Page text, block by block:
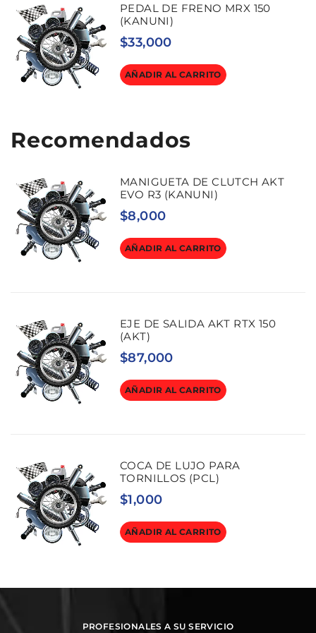
PEDAL DE FRENO MRX 150
(KANUNI)
$33,000
AÑADIR AL CARRITO
Recomendados
MANIGUETA DE CLUTCH AKT
EVO R3 (KANUNI)
$8,000
AÑADIR AL CARRITO
EJE DE SALIDA AKT RTX 150
(AKT)
$87,000
AÑADIR AL CARRITO
COCA DE LUJO PARA
TORNILLOS (PCL)
$1,000
AÑADIR AL CARRITO
PROFESIONALES A SU SERVICIO